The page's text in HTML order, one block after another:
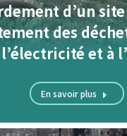
d’un
des
l’électricité et à
En savoir plus